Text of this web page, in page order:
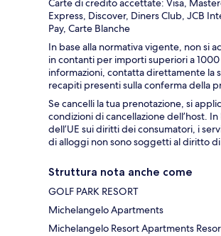
Carte di credito accettate: Visa,
Express, Discover, Diners Club, JCB
Pay, Carte Blanche
In base alla normativa vigente, non si
in contanti per importi superiori a 1000
informazioni, contatta direttamente la
recapiti presenti sulla conferma della
Se cancelli la tua prenotazione, si
condizioni di cancellazione dell’host.
dell’UE sui diritti dei consumatori, i
di alloggi non sono soggetti al diritto di
Struttura nota anche come
GOLF PARK RESORT
Michelangelo Apartments
Michelangelo Resort Apartments